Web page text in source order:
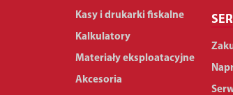
Kasy i drukarki fiskalne
Kalkulatory
Materiały eksploatacyjne
Akcesoria